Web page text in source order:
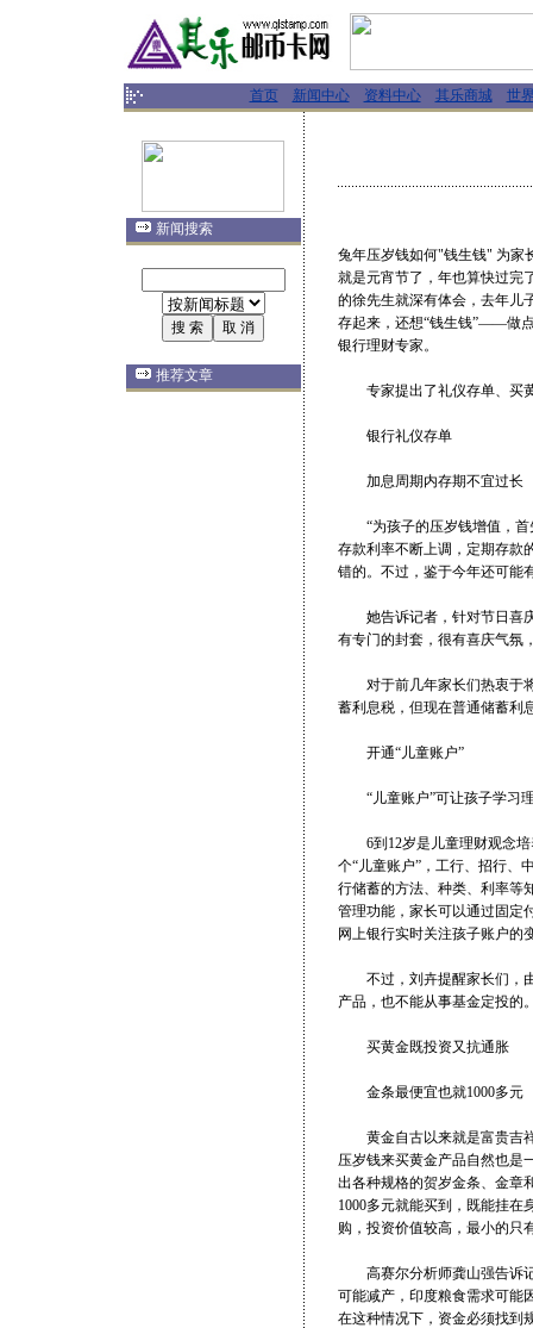
首页 新闻中心 资料中心 其乐商城 世
新闻搜索
推荐文章
兔年压岁钱如何"钱生钱" 为家
就是元宵节了，年也算快过完
的徐先生就深有体会，去年儿
存起来，还想“钱生钱”——做
银行理财专家。
专家提出了礼仪存单、买
银行礼仪存单
加息周期内存期不宜过长
“为孩子的压岁钱增值，首
存款利率不断上调，定期存款
错的。不过，鉴于今年还可能
她告诉记者，针对节日喜庆
有专门的封套，很有喜庆气氛
对于前几年家长们热衷于将
蓄利息税，但现在普通储蓄利
开通“儿童账户”
“儿童账户”可让孩子学习
6到12岁是儿童理财观念培
个“儿童账户”，工行、招行、
行储蓄的方法、种类、利率等
管理功能，家长可以通过固定
网上银行实时关注孩子账户
不过，刘卉提醒家长们，由
产品，也不能从事基金定投的
买黄金既投资又抗通胀
金条最便宜也就1000多元
黄金自古以来就是富贵吉祥
压岁钱来买黄金产品自然也是
出各种规格的贺岁金条、金章
1000多元就能买到，既能挂在
购，投资价值较高，最小的只
高赛尔分析师龚山强告诉记
可能减产，印度粮食需求可能
在这种情况下，资金必须找到